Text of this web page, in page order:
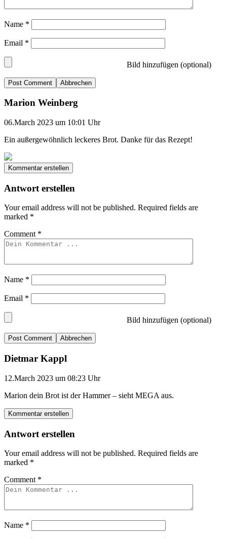
Name *
Email *
Bild hinzufügen (optional)
Abbrechen
Marion Weinberg
06.March 2023 um 10:01 Uhr
Ein außergewöhnlich leckeres Brot. Danke für das Rezept!
Kommentar erstellen
Antwort erstellen
Your email address will not be published. Required fields are
marked *
Comment *
Name *
Email *
Bild hinzufügen (optional)
Abbrechen
Dietmar Kappl
12.March 2023 um 08:23 Uhr
Marion dein Brot ist der Hammer – sieht MEGA aus.
Kommentar erstellen
Antwort erstellen
Your email address will not be published. Required fields are
marked *
Comment *
Name *